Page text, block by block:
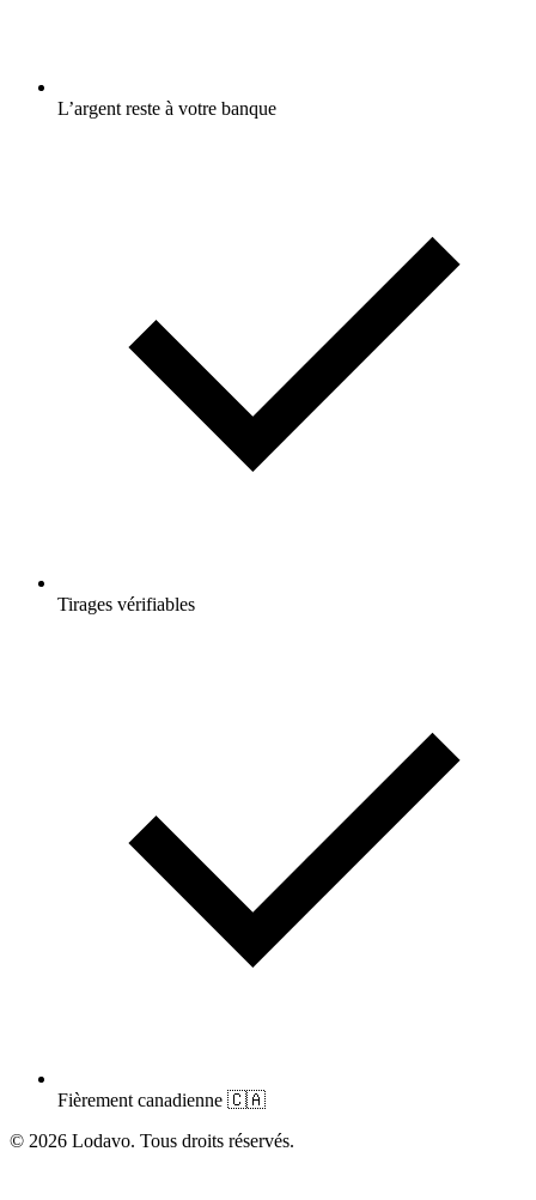
L’argent reste à votre banque
Tirages vérifiables
Fièrement canadienne 🇨🇦
© 2026 Lodavo. Tous droits réservés.